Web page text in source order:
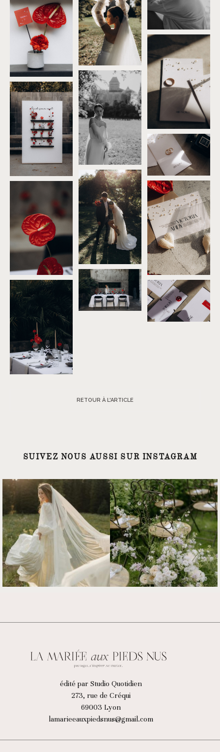
RETOUR À L'ARTICLE
SUIVEZ NOUS AUSSI SUR INSTAGRAM
édité par Studio Quotidien
273, rue de Créqui
69003 Lyon
lamarieeauxpiedsnus@gmail.com